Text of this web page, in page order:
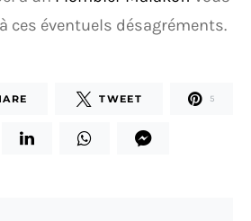
ces éventuels désagréments.
TWEET 5